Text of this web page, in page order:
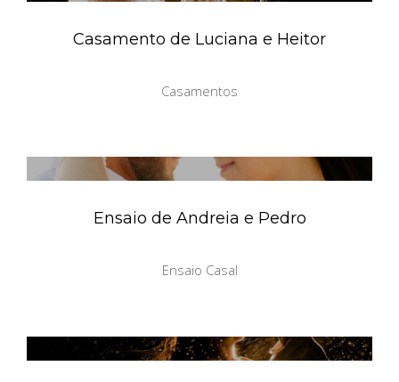
Casamento de Luciana e Heitor
Casamentos
Ensaio de Andreia e Pedro
Ensaio Casal